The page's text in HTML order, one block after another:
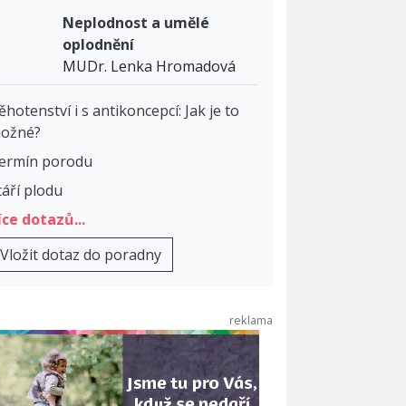
Neplodnost a umělé
oplodnění
MUDr. Lenka Hromadová
i s antikoncepcí: Jak je to
porodu
plodu
dotazů...
Vložit dotaz do poradny